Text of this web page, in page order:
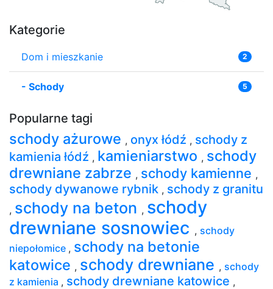
Kategorie
Dom i mieszkanie 2
- Schody 5
Popularne tagi
schody ażurowe , onyx łódź , schody z
kamienia łódź , kamieniarstwo , schody
drewniane zabrze , schody kamienne ,
schody dywanowe rybnik , schody z granitu
, schody na beton , schody
drewniane sosnowiec , schody
niepołomice , schody na betonie
katowice , schody drewniane , schody
z kamienia , schody drewniane katowice ,